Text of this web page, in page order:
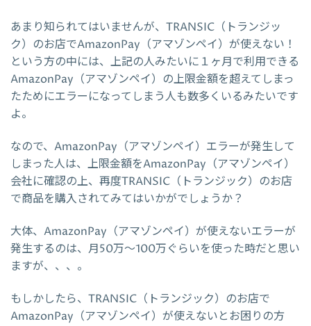
あまり知られてはいませんが、TRANSIC（トランジッ
ク）のお店でAmazonPay（アマゾンペイ）が使えない！
という方の中には、上記の人みたいに１ヶ月で利用できる
AmazonPay（アマゾンペイ）の上限金額を超えてしまっ
たためにエラーになってしまう人も数多くいるみたいです
よ。
なので、AmazonPay（アマゾンペイ）エラーが発生して
しまった人は、上限金額をAmazonPay（アマゾンペイ）
会社に確認の上、再度TRANSIC（トランジック）のお店
で商品を購入されてみてはいかがでしょうか？
大体、AmazonPay（アマゾンペイ）が使えないエラーが
発生するのは、月50万～100万ぐらいを使った時だと思い
ますが、、、。
もしかしたら、TRANSIC（トランジック）のお店で
AmazonPay（アマゾンペイ）が使えないとお困りの方